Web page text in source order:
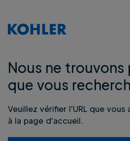
Nous ne trouvons
que vous
Veuillez vérifier l'URL que vous
à la page d'accueil.